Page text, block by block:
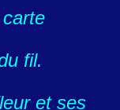
fil.
et ses